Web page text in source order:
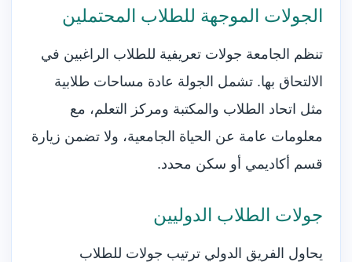
الجولات الموجهة للطلاب المحتملين
تنظم الجامعة جولات تعريفية للطلاب الراغبين في
الالتحاق بها. تشمل الجولة عادة مساحات طلابية
مثل اتحاد الطلاب والمكتبة ومركز التعلم، مع
معلومات عامة عن الحياة الجامعية، ولا تضمن زيارة
قسم أكاديمي أو سكن محدد.
جولات الطلاب الدوليين
يحاول الفريق الدولي ترتيب جولات للطلاب